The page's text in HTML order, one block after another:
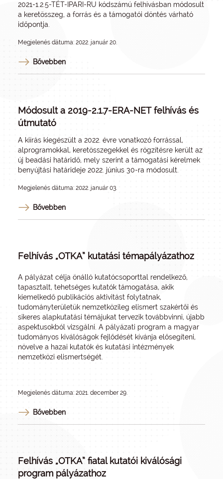
2021-1.2.5-TÉT-IPARI-RU kódszámú felhívásban módosult
a keretösszeg, a forrás és a támogatói döntés várható
időpontja.
Megjelenés dátuma: 2022. január 20.
Bővebben
Módosult a 2019-2.1.7-ERA-NET felhívás és
útmutató
A kiírás kiegészült a 2022. évre vonatkozó forrással,
alprogramokkal, keretösszegekkel és rögzítésre került az
új beadási határidő, mely szerint a támogatási kérelmek
benyújtási határideje 2022. június 30-ra módosult.
Megjelenés dátuma: 2022. január 03.
Bővebben
Felhívás „OTKA” kutatási témapályázathoz
A pályázat célja önálló kutatócsoporttal rendelkező,
tapasztalt, tehetséges kutatók támogatása, akik
kiemelkedő publikációs aktivitást folytatnak,
tudományterületük nemzetközileg elismert szakértői és
sikeres alapkutatási témájukat tervezik továbbvinni, újabb
aspektusokból vizsgálni. A pályázati program a magyar
tudományos kiválóságok fejlődését kívánja elősegíteni,
növelve a hazai kutatók és kutatási intézmények
nemzetközi elismertségét.
Megjelenés dátuma: 2021. december 29.
Bővebben
Felhívás „OTKA” fiatal kutatói kiválósági
program pályázathoz